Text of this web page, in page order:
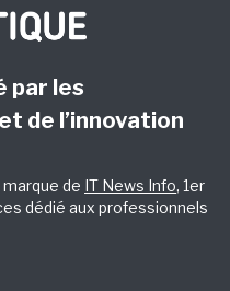
par les
de l’innovation
de IT News Info, 1er
dédié aux professionnels